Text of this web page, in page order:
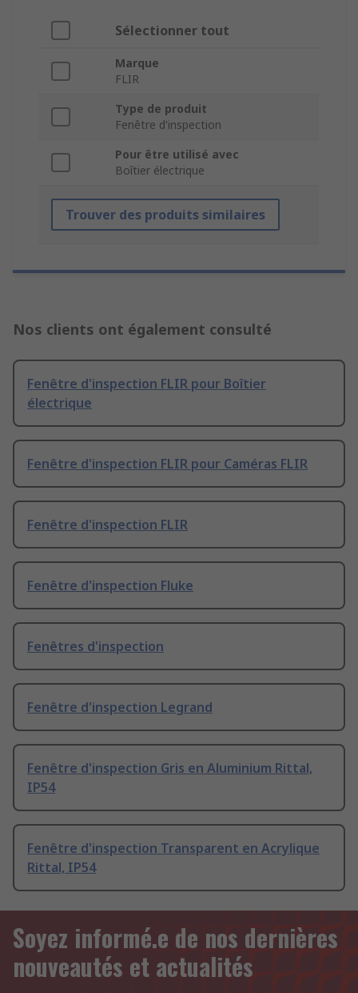
Sélectionner tout
Marque
FLIR
Type de produit
Fenêtre d'inspection
Pour être utilisé avec
Boîtier électrique
Trouver des produits similaires
Nos clients ont également consulté
Fenêtre d'inspection FLIR pour Boîtier
électrique
Fenêtre d'inspection FLIR pour Caméras FLIR
Fenêtre d'inspection FLIR
Fenêtre d'inspection Fluke
Fenêtres d'inspection
Fenêtre d'inspection Legrand
Fenêtre d'inspection Gris en Aluminium Rittal,
IP54
Fenêtre d'inspection Transparent en Acrylique
Rittal, IP54
Soyez informé.e de nos dernières
nouveautés et actualités